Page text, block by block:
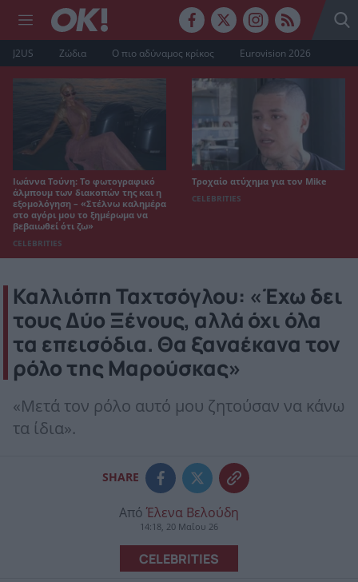
J2US Ζώδια Ο πιο αδύναμος κρίκος Eurovision 2026
Ιωάννα Τούνη: Το φωτογραφικό
άλμπουμ των διακοπών της και η
εξομολόγηση – «Στέλνω καλημέρα
στο αγόρι μου το ξημέρωμα να
βεβαιωθεί ότι ζω»
CELEBRITIES
Τροχαίο ατύχημα για τον Mike
CELEBRITIES
Καλλιόπη Ταχτσόγλου: «Έχω δει
τους Δύο Ξένους, αλλά όχι όλα
τα επεισόδια. Θα ξαναέκανα τον
ρόλο της Μαρούσκας»
«Mετά τον ρόλο αυτό μου ζητούσαν να κάνω
τα ίδια».
SHARE
Από Έλενα Βελούδη
14:18, 20 Μαΐου 26
CELEBRITIES